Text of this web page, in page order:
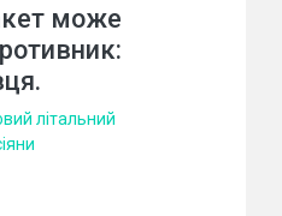
може
літальний